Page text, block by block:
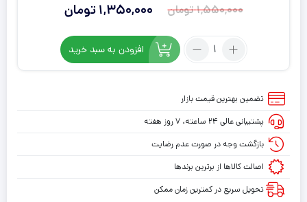
1,550,000تومان
قیمت
اصلی:
1,550,000
1,350,000 تومان
قیمت
فعلی:
1,350,000
تعداد:
ایی
slim
مدل
فانتزی
پیکسلی
افزودن به سبد خرید
تضمین بهترین قیمت بازار
پشتیبانی عالی ۲۴ ساعته، ۷ روز هفته
بازگشت وجه در صورت عدم رضایت
اصالت کالاها از برترین برندها
تحویل سریع در کمترین زمان ممکن